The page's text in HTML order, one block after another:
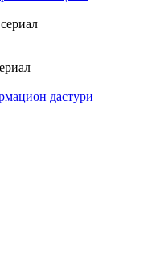
дастури